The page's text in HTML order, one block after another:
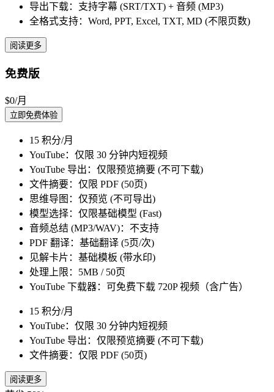
导出下载：支持字幕 (SRT/TXT) + 音频 (MP3)
全格式支持：Word, PPT, Excel, TXT, MD (不限页数)
阅读更多
免费版
$0/月
立即免费体验
15 积分/月
YouTube：仅限 30 分钟内短视频
YouTube 导出：仅限预览摘要 (不可下载)
文件摘要：仅限 PDF (50页)
思维导图：仅预览 (不可导出)
模型选择：仅限基础模型 (Fast)
音频总结 (MP3/WAV)：不支持
PDF 翻译：基础翻译 (5页/次)
见解卡片：基础模板 (带水印)
处理上限：5MB / 50页
YouTube 下载器：可免费下载 720P 视频（含广告）
15 积分/月
YouTube：仅限 30 分钟内短视频
YouTube 导出：仅限预览摘要 (不可下载)
文件摘要：仅限 PDF (50页)
阅读更多